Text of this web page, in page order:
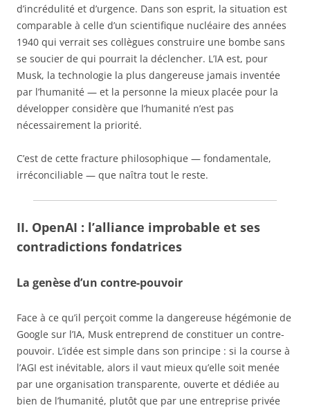
d’incrédulité et d’urgence. Dans son esprit, la situation est
comparable à celle d’un scientifique nucléaire des années
1940 qui verrait ses collègues construire une bombe sans
se soucier de qui pourrait la déclencher. L’IA est, pour
Musk, la technologie la plus dangereuse jamais inventée
par l’humanité — et la personne la mieux placée pour la
développer considère que l’humanité n’est pas
nécessairement la priorité.
C’est de cette fracture philosophique — fondamentale,
irréconciliable — que naîtra tout le reste.
II. OpenAI : l’alliance improbable et ses
contradictions fondatrices
La genèse d’un contre-pouvoir
Face à ce qu’il perçoit comme la dangereuse hégémonie de
Google sur l’IA, Musk entreprend de constituer un contre-
pouvoir. L’idée est simple dans son principe : si la course à
l’AGI est inévitable, alors il vaut mieux qu’elle soit menée
par une organisation transparente, ouverte et dédiée au
bien de l’humanité, plutôt que par une entreprise privée